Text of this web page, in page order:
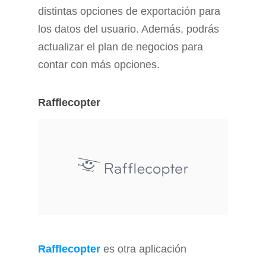
distintas opciones de exportación para
los datos del usuario. Además, podrás
actualizar el plan de negocios para
contar con más opciones.
Rafflecopter
Rafflecopter es otra aplicación